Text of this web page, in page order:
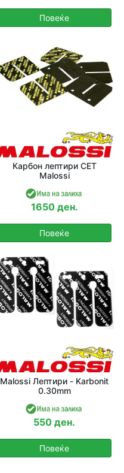
Повеќе
Карбон лептири СЕТ
Malossi
1650 ден.
Повеќе
Malossi Лептири - Karbonit
0.30mm
550 ден.
Повеќе